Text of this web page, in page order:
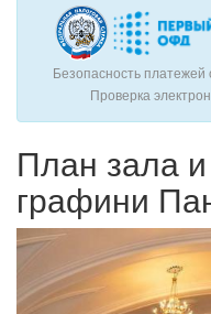
Безопасность
Проверка
План зала
графини